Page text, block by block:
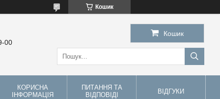
Кошик
00
Кошик
КОРИСНА
ІНФОРМАЦІЯ
ПИТАННЯ ТА
ВІДПОВІДІ
ВІДГУКИ